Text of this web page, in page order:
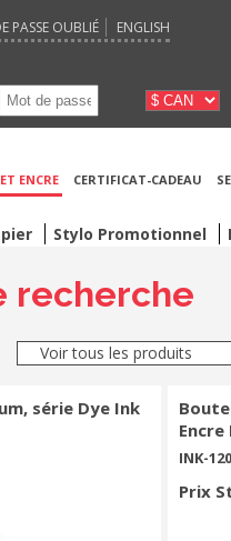
PASSE OUBLIÉ ENGLISH
ENCRE CERTIFICAT-CADEAU
Stylo Promotionnel
recherche
Voir tous les produits
série Dye Ink
INK-
Prix